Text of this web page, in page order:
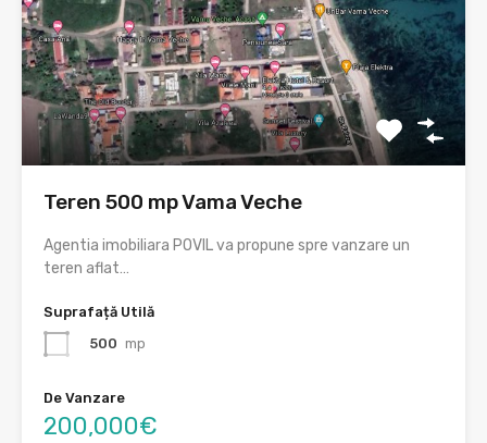
Teren 500 mp Vama Veche
Agentia imobiliara POVIL va propune spre vanzare un
teren aflat…
Suprafață Utilă
500 mp
De Vanzare
200,000€